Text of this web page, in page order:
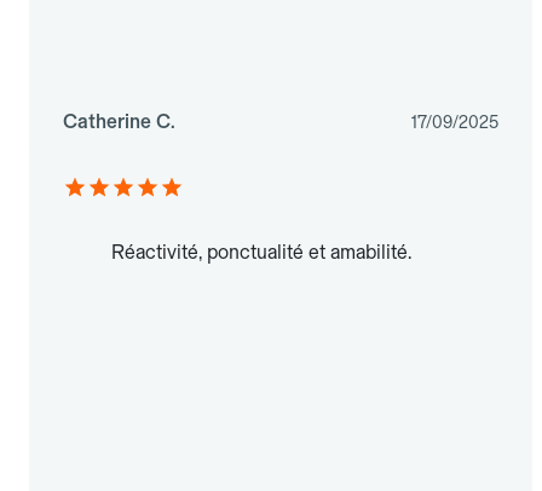
Catherine C. 17/09/2025
Réactivité, ponctualité et amabilité.